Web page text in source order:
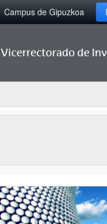
Campus de Gipuzkoa
Vicerrectorado de